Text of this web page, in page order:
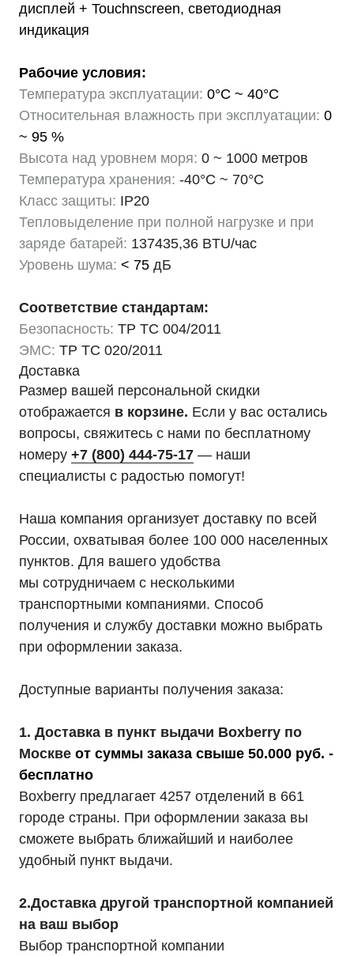
дисплей + Touchnscreen, светодиодная
индикация
Рабочие условия:
Температура эксплуатации: 0°C ~ 40°C
Относительная влажность при эксплуатации: 0
~ 95 %
Высота над уровнем моря: 0 ~ 1000 метров
Температура хранения: -40°C ~ 70°C
Класс защиты: IP20
Тепловыделение при полной нагрузке и при
заряде батарей: 137435,36 BTU/час
Уровень шума: < 75 дБ
Соответствие стандартам:
Безопасность: ТР ТС 004/2011
ЭМС: ТР ТС 020/2011
Доставка
Размер вашей персональной скидки
отображается в корзине. Если у вас остались
вопросы, свяжитесь с нами по бесплатному
номеру +7 (800) 444-75-17 — наши
специалисты с радостью помогут!
Наша компания организует доставку по всей
России, охватывая более 100 000 населенных
пунктов. Для вашего удобства
мы сотрудничаем с несколькими
транспортными компаниями. Способ
получения и службу доставки можно выбрать
при оформлении заказа.
Доступные варианты получения заказа:
1. Доставка в пункт выдачи Boxberry по
Москве от суммы заказа свыше 50.000 руб. -
бесплатно
Boxberry предлагает 4257 отделений в 661
городе страны. При оформлении заказа вы
сможете выбрать ближайший и наиболее
удобный пункт выдачи.
2.Доставка другой транспортной компанией
на ваш выбор
Выбор транспортной компании